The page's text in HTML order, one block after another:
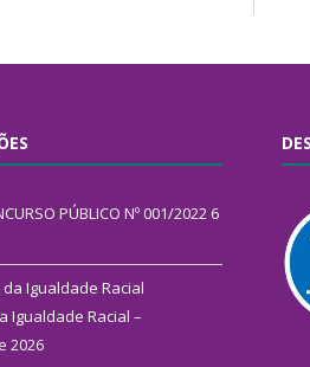
PÚBLICO Nº 001/2022 6
Igualdade Racial
Igualdade Racial –
2026